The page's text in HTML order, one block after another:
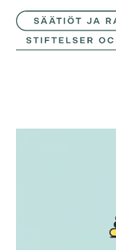
SVE
ENG